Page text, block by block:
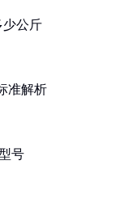
少公斤
准解析
号